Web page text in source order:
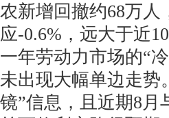
农新增回撤约68万人
应-0.6%，远大于近
一年劳动力市场的“
未出现大幅单边走势
镜”信息，且近期8